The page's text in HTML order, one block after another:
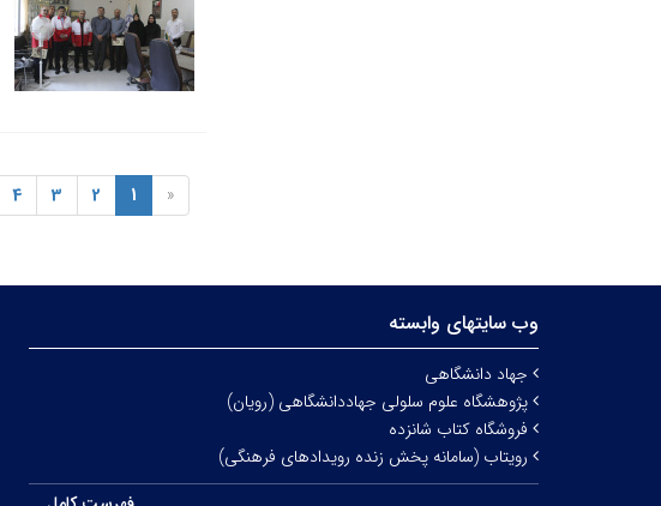
«
1
2
3
4
وب سایتهای وابسته
جهاد دانشگاهی
پژوهشگاه علوم سلولی جهاددانشگاهی (رویان)
فروشگاه کتاب شانزده
رویتاب (سامانه پخش زنده رویدادهای فرهنگی)